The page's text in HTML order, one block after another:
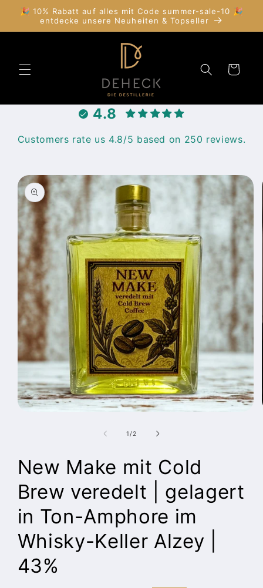
zum
Inhalt
🎉 10% Rabatt auf alles mit Code summer-sale-10 🎉
entdecke unsere Neuheiten & Topseller
Warenkorb
4.8
Customers rate us 4.8/5 based on 250 reviews.
1/von
2
New Make mit Cold
Brew veredelt | gelagert
in Ton-Amphore im
Whisky-Keller Alzey |
43%